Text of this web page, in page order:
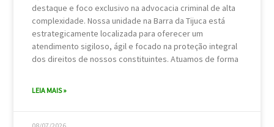
destaque e foco exclusivo na advocacia criminal de alta
complexidade. Nossa unidade na Barra da Tijuca está
estrategicamente localizada para oferecer um
atendimento sigiloso, ágil e focado na proteção integral
dos direitos de nossos constituintes. Atuamos de forma
LEIA MAIS »